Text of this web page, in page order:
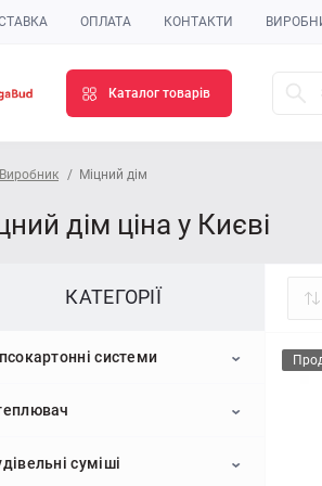
ОПЛАТА КОНТАКТИ
Каталог товарів
Виробник Міцний дім
дім ціна у Києві
КАТЕГОРІЇ
системи
Гіпсокартон
Стельовий гіпсокартон
Профіль для гіпсокартону
Пінопластсуміші